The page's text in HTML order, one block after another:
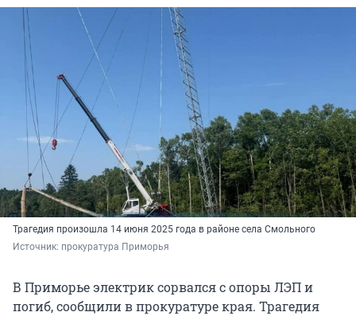
Трагедия произошла 14 июня 2025 года в районе села Смольного
Источник: прокуратура Приморья
В Приморье электрик сорвался с опоры ЛЭП и
погиб, сообщили в прокуратуре края. Трагедия